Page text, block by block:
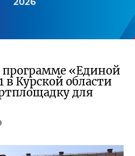
«Единой
в Курской области
для